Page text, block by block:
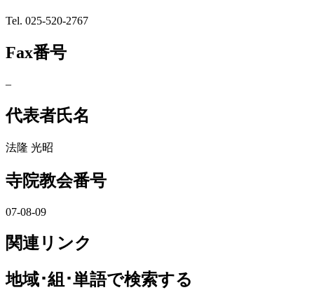
Tel. 025-520-2767
Fax番号
–
代表者氏名
法隆 光昭
寺院教会番号
07-08-09
関連リンク
地域･組･単語で検索する